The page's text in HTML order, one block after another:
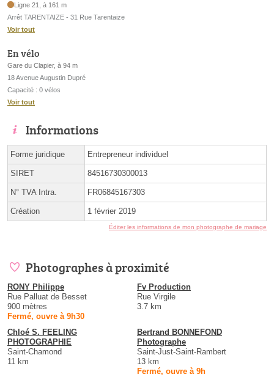
Ligne 21, à 161 m
Arrêt TARENTAIZE - 31 Rue Tarentaize
Voir tout
En vélo
Gare du Clapier, à 94 m
18 Avenue Augustin Dupré
Capacité : 0 vélos
Voir tout
Informations
Forme juridique Entrepreneur individuel
SIRET 84516730300013
N° TVA Intra. FR06845167303
Création 1 février 2019
Éditer les informations de mon photographe de mariage
Photographes à proximité
RONY Philippe
Rue Palluat de Besset
900 mètres
Fermé, ouvre à 9h30
Fv Production
Rue Virgile
3.7 km
Chloé S. FEELING
PHOTOGRAPHIE
Saint-Chamond
11 km
Bertrand BONNEFOND
Photographe
Saint-Just-Saint-Rambert
13 km
Fermé, ouvre à 9h